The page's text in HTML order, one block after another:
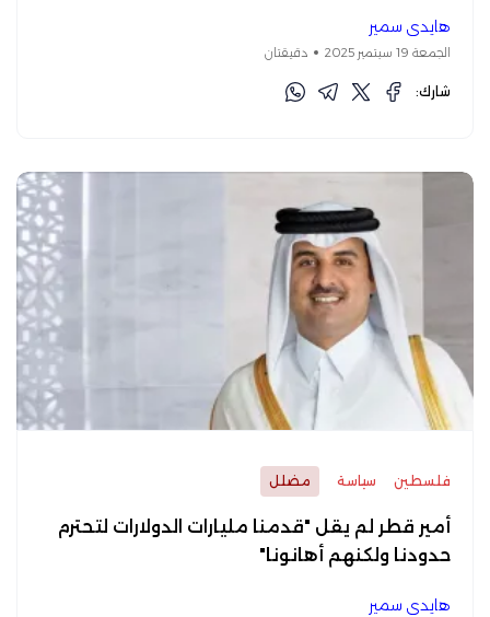
هايدي سمير
الجمعة 19 سبتمبر 2025 دقيقتان
شارك:
فلسطين سياسة مضلل
أمير قطر لم يقل "قدمنا مليارات الدولارات لتحترم
حدودنا ولكنهم أهانونا"
هايدي سمير